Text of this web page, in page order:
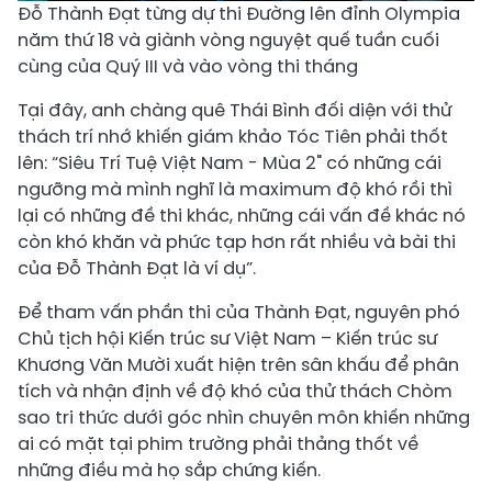
Đỗ Thành Đạt từng dự thi Đường lên đỉnh Olympia
năm thứ 18 và giành vòng nguyệt quế tuần cuối
cùng của Quý III và vào vòng thi tháng
Tại đây, anh chàng quê Thái Bình đối diện với thử
thách trí nhớ khiến giám khảo Tóc Tiên phải thốt
lên: “Siêu Trí Tuệ Việt Nam - Mùa 2" có những cái
ngưỡng mà mình nghĩ là maximum độ khó rồi thì
lại có những đề thi khác, những cái vấn đề khác nó
còn khó khăn và phức tạp hơn rất nhiều và bài thi
của Đỗ Thành Đạt là ví dụ”.
Để tham vấn phần thi của Thành Đạt, nguyên phó
Chủ tịch hội Kiến trúc sư Việt Nam – Kiến trúc sư
Khương Văn Mười xuất hiện trên sân khấu để phân
tích và nhận định về độ khó của thử thách Chòm
sao tri thức dưới góc nhìn chuyên môn khiến những
ai có mặt tại phim trường phải thảng thốt về
những điều mà họ sắp chứng kiến.